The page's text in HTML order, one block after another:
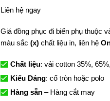
Liên hệ ngay
Giá đồng phục đi biển phụ thuộc
màu sắc(x)chất liệu in, liên hệ
Chất liệu: vải cotton 35%,
Kiểu Dáng: cổ tròn hoặc polo
Hàng sẵn – Hàng cắt may